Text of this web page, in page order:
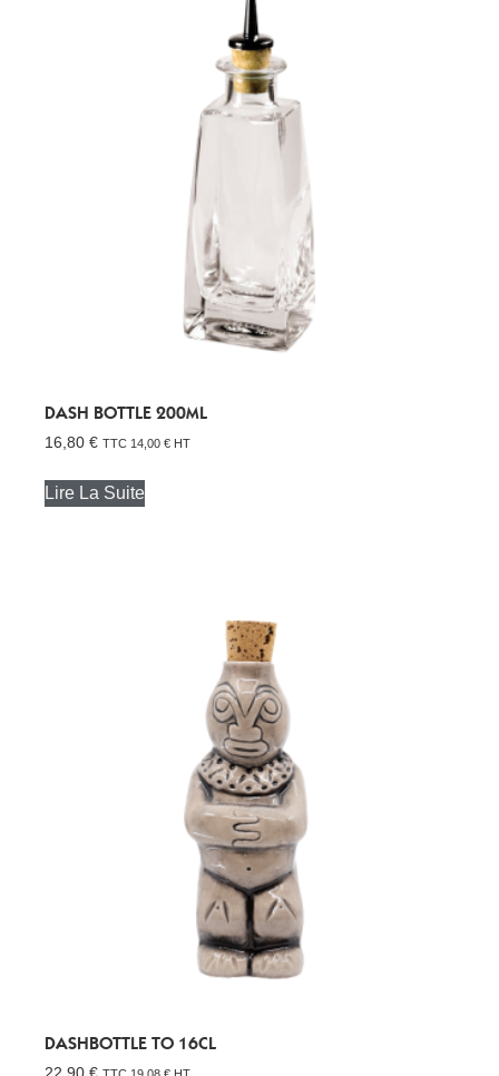
DASH BOTTLE 200ML
16,80 € TTC 14,00 € HT
Lire La Suite
DASHBOTTLE TO 16CL